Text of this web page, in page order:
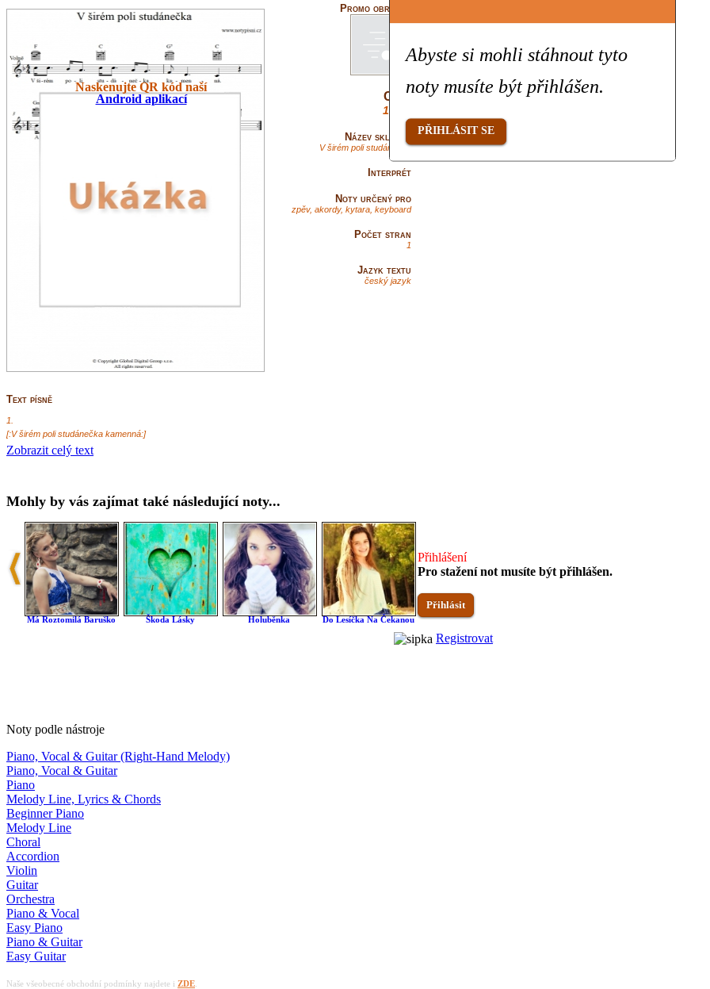
Naskenujte QR kód naší
Android aplikací
Promo obrázok
Cena
1,90€
Název skladby
V širém poli studánečka
Interprét
Noty určený pro
zpěv, akordy, kytara, keyboard
Počet stran
1
Jazyk textu
český jazyk
Text písně
1.
[:V širém poli studánečka kamenná:]
[:a v ní voda, voděnka, a v ní voda studená.:]
[:podaj ty ňe, šohajku, podaj vody studenej.:]
[:Když ji podal ze studánky voděnku,:]
[:dojdi večer, šohajku, dám ti sladkú huběnku.:]
Zobrazit celý text
Mohly by vás zajímat také následující noty...
Má Roztomilá Baruško Škoda Lásky Holuběnka Do Lesíčka Na Čekanou Ku Praze Uháni Vlak
Přihlášení
Pro stažení not musíte být přihlášen.
Přihlásit
Registrovat
Noty podle nástroje
Piano, Vocal & Guitar (Right-Hand Melody)
Piano, Vocal & Guitar
Piano
Melody Line, Lyrics & Chords
Beginner Piano
Melody Line
Choral
Accordion
Violin
Guitar
Orchestra
Piano & Vocal
Easy Piano
Piano & Guitar
Easy Guitar
Naše všeobecné obchodní podmínky najdete i ZDE
Abyste si mohli stáhnout tyto
noty musíte být přihlášen.
PŘIHLÁSIT SE